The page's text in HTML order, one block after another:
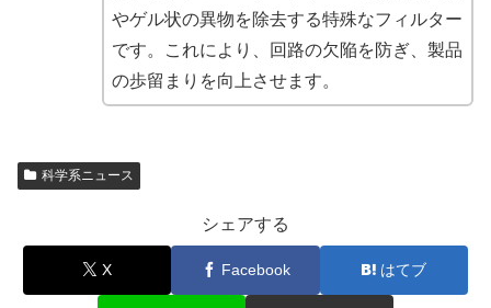
やゲル状の異物を除去する特殊なフィルター
です。これにより、回路の欠陥を防ぎ、製品
の歩留まりを向上させます。
科学系ニュース
シェアする
X Facebook はてブ